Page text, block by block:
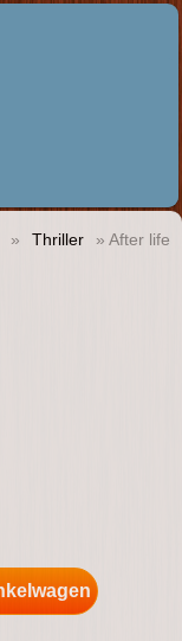
» Thriller » After life